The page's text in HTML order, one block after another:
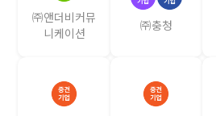
㈜앤더비커뮤
니케이션
㈜충청